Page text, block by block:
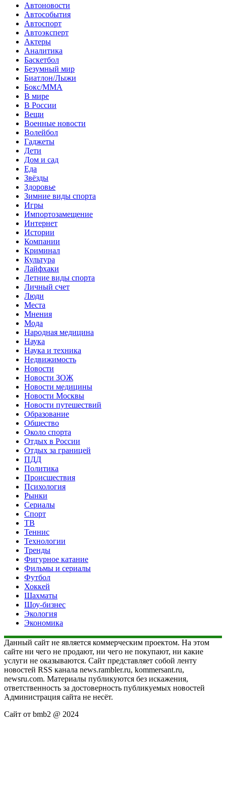
Автоновости
Автособытия
Автоспорт
Автоэксперт
Актеры
Аналитика
Баскетбол
Безумный мир
Биатлон/Лыжи
Бокс/MMA
В мире
В России
Вещи
Военные новости
Волейбол
Гаджеты
Дети
Дом и сад
Еда
Звёзды
Здоровье
Зимние виды спорта
Игры
Импортозамещение
Интернет
Истории
Компании
Криминал
Культура
Лайфхаки
Летние виды спорта
Личный счет
Люди
Места
Мнения
Мода
Народная медицина
Наука
Наука и техника
Недвижимость
Новости
Новости ЗОЖ
Новости медицины
Новости Москвы
Новости путешествий
Образование
Общество
Около спорта
Отдых в России
Отдых за границей
ПДД
Политика
Происшествия
Психология
Рынки
Сериалы
Спорт
ТВ
Теннис
Технологии
Тренды
Фигурное катание
Фильмы и сериалы
Футбол
Хоккей
Шахматы
Шоу-бизнес
Экология
Экономика
Данный сайт не является коммерческим проектом. На этом
сайте ни чего не продают, ни чего не покупают, ни какие
услуги не оказываются. Сайт представляет собой ленту
новостей RSS канала news.rambler.ru, kommersant.ru,
newsru.com. Материалы публикуются без искажения,
ответственность за достоверность публикуемых новостей
Администрация сайта не несёт.
Сайт от bmb2 @ 2024